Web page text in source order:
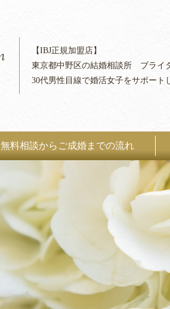
【IBJ正規加盟店】
東京都中野区の結婚相談所 ブライ
30代男性目線で婚活女子をサポート
無料相談からご成婚までの流れ